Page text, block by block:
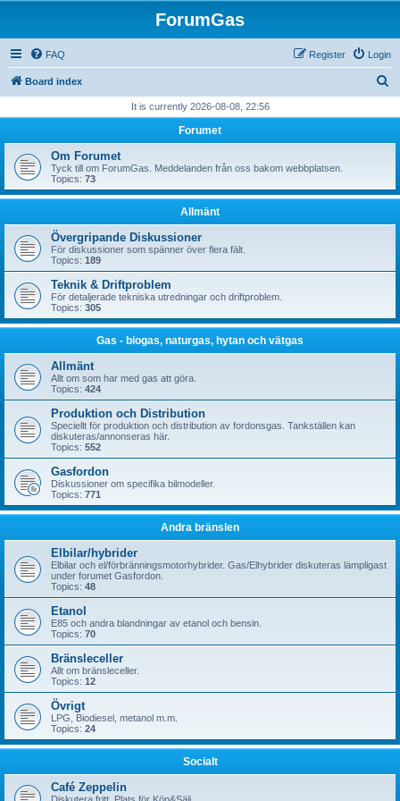
ForumGas
FAQ Login
Register
Board index
r
h
It is currently 2026-08-08, 22:56
Forumet
Om Forumet
Tyck till om ForumGas. Meddelanden från oss bakom webbplatsen.
Topics: 73
Allmänt
Övergripande Diskussioner
För diskussioner som spänner över flera fält.
Topics: 189
Teknik & Driftproblem
För detaljerade tekniska utredningar och driftproblem.
Topics: 305
Gas - biogas, naturgas, hytan och vätgas
Allmänt
Allt om som har med gas att göra.
Topics: 424
Produktion och Distribution
Speciellt för produktion och distribution av fordonsgas. Tankställen kan
diskuteras/annonseras här.
Topics: 552
Gasfordon
Diskussioner om specifika bilmodeller.
Topics: 771
Andra bränslen
Elbilar/hybrider
Elbilar och el/förbränningsmotorhybrider. Gas/Elhybrider diskuteras lämpligast
under forumet Gasfordon.
Topics: 48
Etanol
E85 och andra blandningar av etanol och bensin.
Topics: 70
Bränsleceller
Allt om bränsleceller.
Topics: 12
Övrigt
LPG, Biodiesel, metanol m.m.
Topics: 24
Socialt
Café Zeppelin